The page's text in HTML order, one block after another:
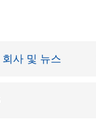
회사 및 뉴스